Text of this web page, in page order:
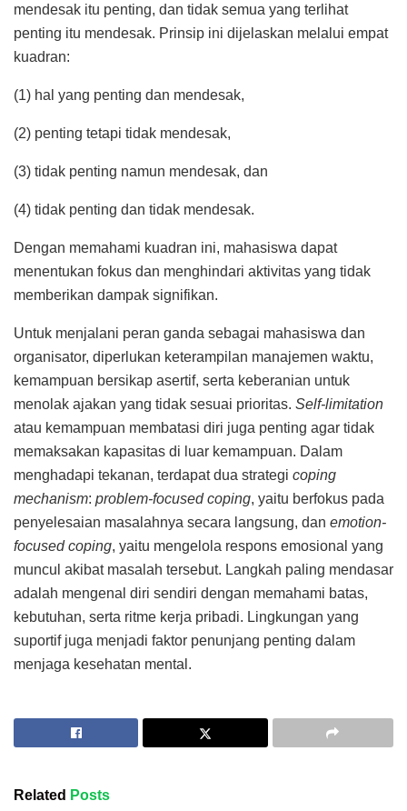
mendesak itu penting, dan tidak semua yang terlihat
penting itu mendesak. Prinsip ini dijelaskan melalui empat
kuadran:
(1) hal yang penting dan mendesak,
(2) penting tetapi tidak mendesak,
(3) tidak penting namun mendesak, dan
(4) tidak penting dan tidak mendesak.
Dengan memahami kuadran ini, mahasiswa dapat
menentukan fokus dan menghindari aktivitas yang tidak
memberikan dampak signifikan.
Untuk menjalani peran ganda sebagai mahasiswa dan
organisator, diperlukan keterampilan manajemen waktu,
kemampuan bersikap asertif, serta keberanian untuk
menolak ajakan yang tidak sesuai prioritas. Self-limitation
atau kemampuan membatasi diri juga penting agar tidak
memaksakan kapasitas di luar kemampuan. Dalam
menghadapi tekanan, terdapat dua strategi coping
mechanism: problem-focused coping, yaitu berfokus pada
penyelesaian masalahnya secara langsung, dan emotion-
focused coping, yaitu mengelola respons emosional yang
muncul akibat masalah tersebut. Langkah paling mendasar
adalah mengenal diri sendiri dengan memahami batas,
kebutuhan, serta ritme kerja pribadi. Lingkungan yang
suportif juga menjadi faktor penunjang penting dalam
menjaga kesehatan mental.
Related Posts